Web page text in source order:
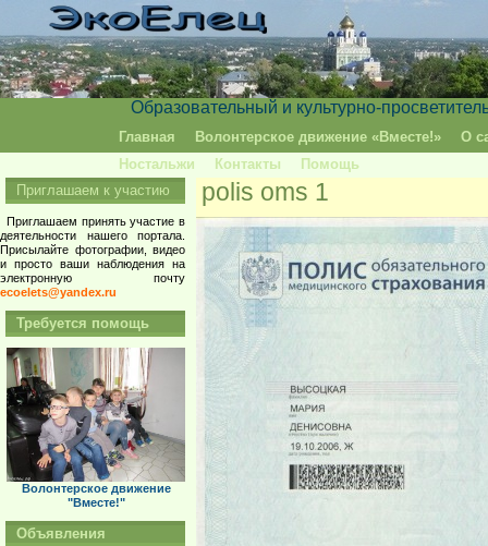
Образовательный и культурно-
Главная Волонтерское движение «Вместе!»
О
Ностальжи
Контакты Помощь
polis oms 1
Приглашаем к участию
Приглашаем принять участие в
деятельности нашего портала.
Присылайте фотографии, видео
и просто ваши наблюдения на
электронную почту
ecoelets@yandex.ru
Требуется помощь
Волонтерское движение
"Вместе!"
Объявления